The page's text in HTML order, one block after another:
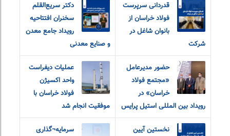
قدردانی سرپرست
فولاد خراسان از
بانوان شاغل در
شرکت
دکتر سریع‌القلم
سخنران افتتاحیه
رویداد جامع معدن
و صنایع معدنی
حضور مدیرعامل
«مجتمع فولاد
خراسان» در
رویداد بین المللی استیل پرایس
عملیات دیفراست
واحد اکسیژن
فولاد خراسان با
موفقیت انجام شد
نخستین آیین
سرمایه¬گذاری